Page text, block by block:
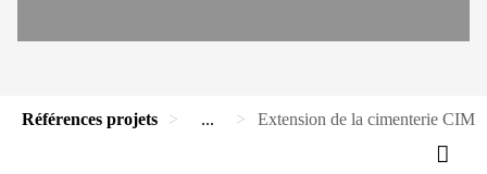
Références projets ... Extension de la cimenterie CIM